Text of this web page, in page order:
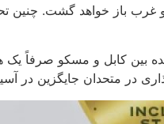
باز خواهد گشت. چنین
بین کابل و مسکو صرفاً
در متحدان جایگزین در